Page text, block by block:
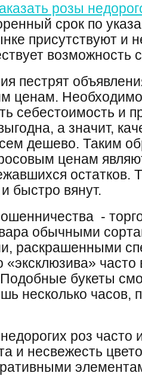
розы
срок по
присутствуют и
возможность
пестрят
ценам.
себестоимость и
а значит,
дешево. Таким
ценам
остатков.
быстро вянут.
-
обычными
раскрашенными
«эксклюзива»
букеты
несколько часов,
роз часто
и несвежесть